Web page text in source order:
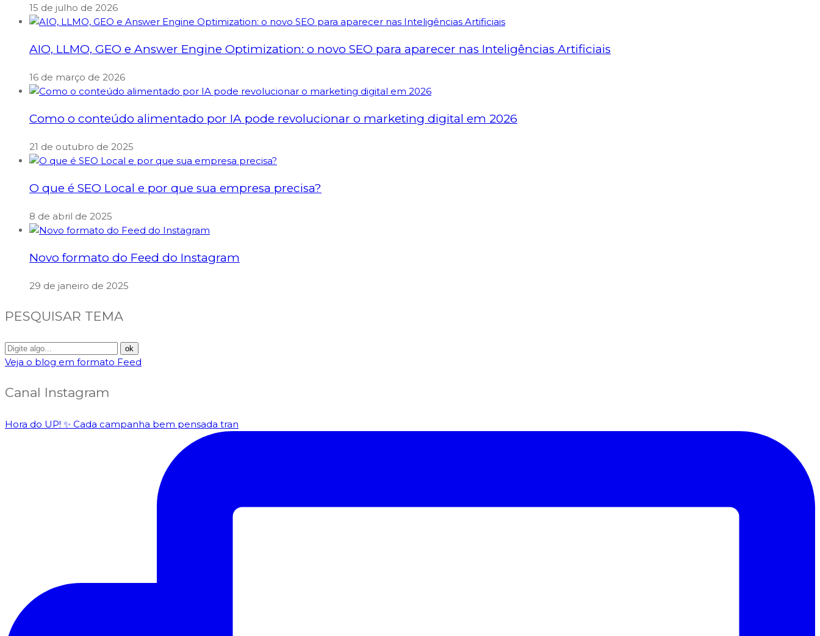
15 de julho de 2026
AIO, LLMO, GEO e Answer Engine Optimization: o novo SEO para aparecer nas Inteligências Artificiais
16 de março de 2026
Como o conteúdo alimentado por IA pode revolucionar o marketing digital em 2026
21 de outubro de 2025
O que é SEO Local e por que sua empresa precisa?
8 de abril de 2025
Novo formato do Feed do Instagram
29 de janeiro de 2025
PESQUISAR TEMA
Veja o blog em formato Feed
Canal Instagram
Hora do UP! ✨️ Cada campanha bem pensada tran